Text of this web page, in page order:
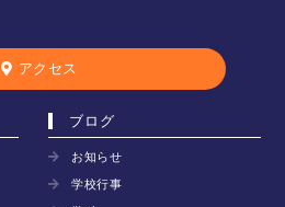
アクセス
ブログ
お知らせ
学校行事